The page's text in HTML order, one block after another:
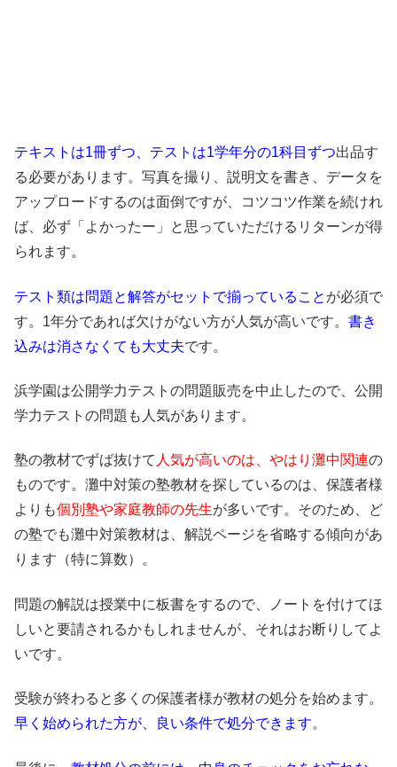
テキストは1冊ずつ、テストは1学年分の1科目ずつ出品す
る必要があります。写真を撮り、説明文を書き、データを
アップロードするのは面倒ですが、コツコツ作業を続けれ
ば、必ず「よかったー」と思っていただけるリターンが得
られます。
テスト類は問題と解答がセットで揃っていること が必須で
す。1年分であれば欠けがない方が人気が高いです。 書き
込みは消さなくても大丈夫です。
浜学園は公開学力テストの問題販売を中止したので、公開
学力テストの問題も人気があります。
塾の教材でずば抜けて 人気が高いのは、やはり灘中関連の
ものです。灘中対策の塾教材を探しているのは、保護者様
よりも個別塾や家庭教師の先生が多いです。そのため、ど
の塾でも灘中対策教材は、解説ページを省略する傾向があ
ります（特に算数）。
問題の解説は授業中に板書をするので、ノートを付けてほ
しいと要請されるかもしれませんが、それはお断りしてよ
いです。
受験が終わると多くの保護者様が教材の処分を始めます。
早く始められた方が、良い条件で処分できます。